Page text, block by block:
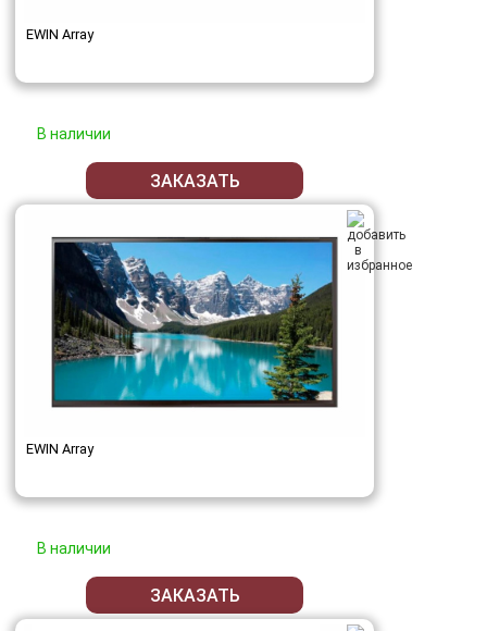
EWIN Array
В наличии
ЗАКАЗАТЬ
EWIN Array
В наличии
ЗАКАЗАТЬ